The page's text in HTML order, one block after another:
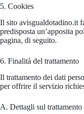
5. Cookies
Il sito avisgualdotadino.it
predisposta un’apposita
pagina, di seguito.
6. Finalità del trattamento
Il trattamento dei dati
per offrire il servizio
A. Dettagli sul trattamento